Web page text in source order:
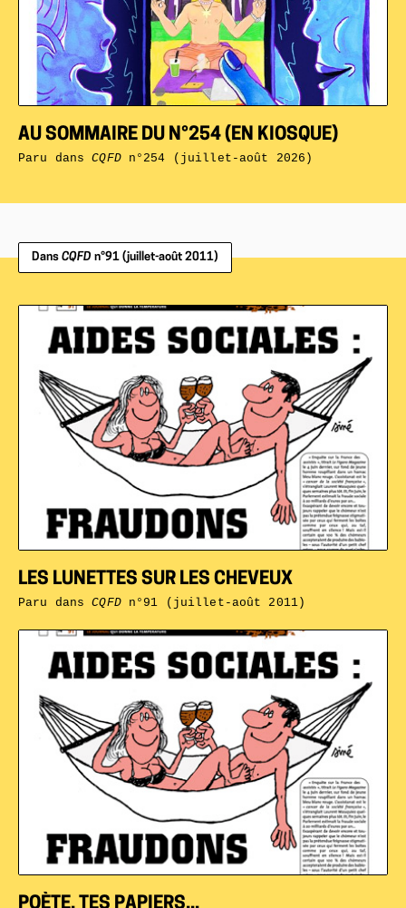
AU SOMMAIRE DU N°254 (EN KIOSQUE)
Paru dansCQFDn°254 (juillet-août 2026)
Dans CQFD n°91 (juillet-août 2011)
LES LUNETTES SUR LES CHEVEUX
Paru dansCQFDn°91 (juillet-août 2011)